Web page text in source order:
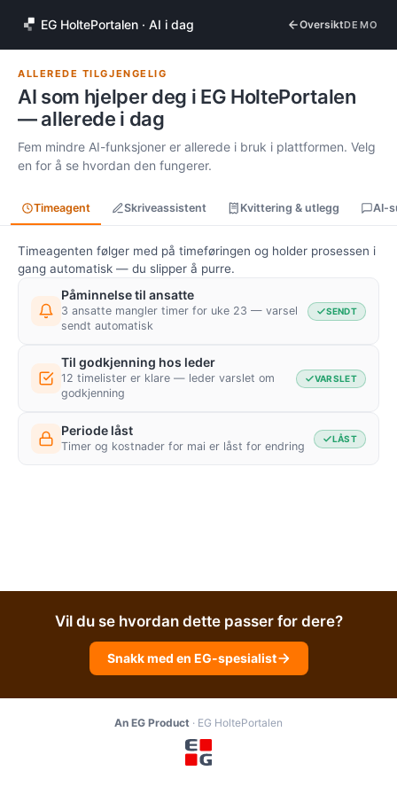
EG HoltePortalen · AI i dag OversiktDEMO
ALLEREDE TILGJENGELIG
AI som hjelper deg i EG HoltePortalen
— allerede i dag
Fem mindre AI-funksjoner er allerede i bruk i plattformen. Velg
en for å se hvordan den fungerer.
Timeagent Skriveassistent Kvittering & utlegg AI-
Timeagenten følger med på timeføringen og holder prosessen i
gang automatisk — du slipper å purre.
Påminnelse til ansatte
3 ansatte mangler timer for uke 23 — varsel
sendt automatisk
SENDT
Til godkjenning hos leder
12 timelister er klare — leder varslet om
godkjenning
VARSLET
Periode låst
Timer og kostnader for mai er låst for endring
LÅST
Vil du se hvordan dette passer for dere?
Snakk med en EG-spesialist
An EG Product · EG HoltePortalen